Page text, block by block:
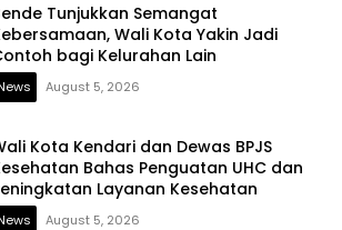
Tunjukkan Semangat
Wali Kota Yakin Jadi
bagi Kelurahan Lain
August 5, 2026
Kota Kendari dan Dewas BPJS
Bahas Penguatan UHC dan
Layanan Kesehatan
August 5, 2026